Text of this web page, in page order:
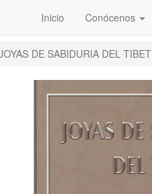
Inicio Conócenos
DE SABIDURIA DEL TIBET